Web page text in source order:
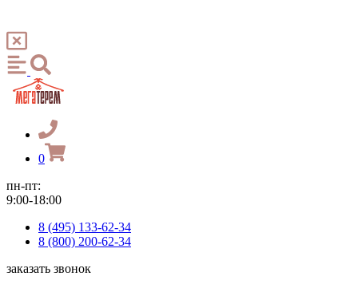
0
пн-пт:
9:00-18:00
8 (495) 133-62-34
8 (800) 200-62-34
заказать звонок